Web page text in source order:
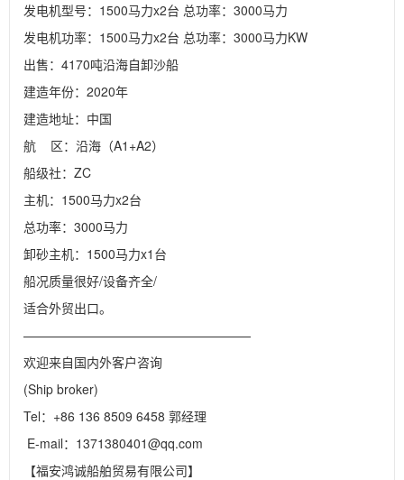
发电机型号：1500马力x2台 总功率：3000马力
发电机功率：1500马力x2台 总功率：3000马力KW
出售：4170吨沿海自卸沙船
建造年份：2020年
建造地址：中国
航    区：沿海（A1+A2）
船级社：ZC
主机：1500马力x2台
总功率：3000马力
卸砂主机：1500马力x1台
船况质量很好/设备齐全/
适合外贸出口。
——————————————————
欢迎来自国内外客户咨询
(Ship broker)
Tel：+86 136 8509 6458 郭经理
【福安鸿诚船舶贸易有限公司】